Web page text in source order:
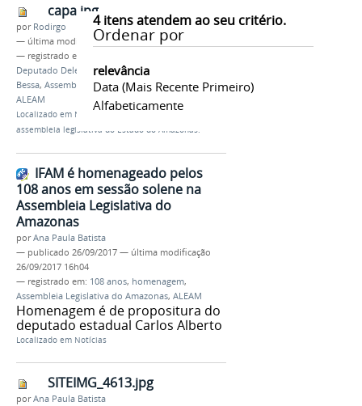
4itens atendem ao seu critério.
Ordenar por
relevância
Data (mais Recente Primeiro)
Alfabeticamente
capa.jpg
por Rodirgo
— última modificação24/04/2019 19h25
— registrado em:
Deputado Delegado Péricles,Deputado Carlinhos
Bessa, Assembleia Legislativa do Amazonas,
ALEAM
Localizado em Notícias
assembleia legislativa do Estado do Amazonas.
IFAM é homenageado pelos
108 anos em sessão solene na
Assembleia Legislativa do
Amazonas
porAna Paula Batista
— publicado 26/09/2017 — última modificação
26/09/2017 16h04
— registrado em: 108 anos, homenagem,
Assembleia Legislativa do Amazonas, ALEAM
Homenagem é de propositura do
deputado estadual Carlos Alberto
Localizado em Notícias
SITEIMG_4613.jpg
porAna Paula Batista